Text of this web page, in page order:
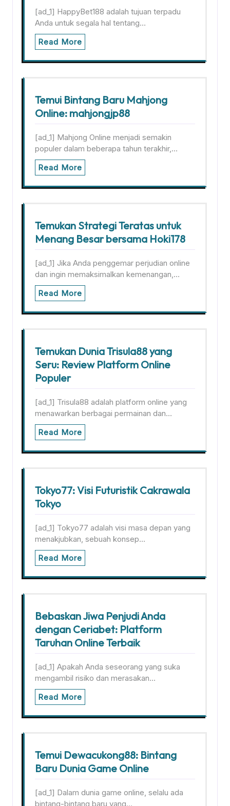
[ad_1] HappyBet188 adalah tujuan terpadu
Anda untuk segala hal tentang…
Read More
Temui Bintang Baru Mahjong
Online: mahjongjp88
[ad_1] Mahjong Online menjadi semakin
populer dalam beberapa tahun terakhir,…
Read More
Temukan Strategi Teratas untuk
Menang Besar bersama Hoki178
[ad_1] Jika Anda penggemar perjudian online
dan ingin memaksimalkan kemenangan,…
Read More
Temukan Dunia Trisula88 yang
Seru: Review Platform Online
Populer
[ad_1] Trisula88 adalah platform online yang
menawarkan berbagai permainan dan…
Read More
Tokyo77: Visi Futuristik Cakrawala
Tokyo
[ad_1] Tokyo77 adalah visi masa depan yang
menakjubkan, sebuah konsep…
Read More
Bebaskan Jiwa Penjudi Anda
dengan Ceriabet: Platform
Taruhan Online Terbaik
[ad_1] Apakah Anda seseorang yang suka
mengambil risiko dan merasakan…
Read More
Temui Dewacukong88: Bintang
Baru Dunia Game Online
[ad_1] Dalam dunia game online, selalu ada
bintang-bintang baru yang…